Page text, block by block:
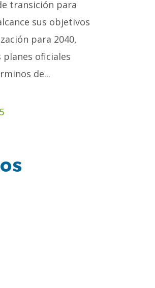
transición para
sus objetivos
para 2040,
oficiales
de...